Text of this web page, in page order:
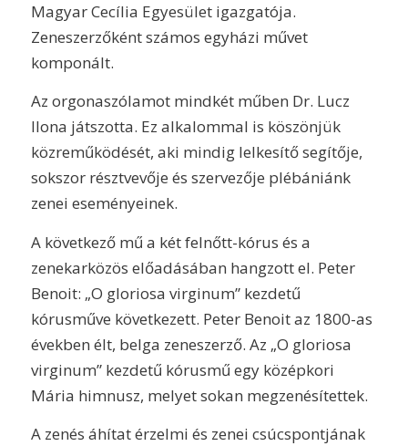
Magyar Cecília Egyesület igazgatója.
Zeneszerzőként számos egyházi művet
komponált.
Az orgonaszólamot mindkét műben Dr. Lucz
Ilona játszotta. Ez alkalommal is köszönjük
közreműködését, aki mindig lelkesítő segítője,
sokszor résztvevője és szervezője plébániánk
zenei eseményeinek.
A következő mű a két felnőtt-kórus és a
zenekarközös előadásában hangzott el. Peter
Benoit: „O gloriosa virginum” kezdetű
kórusműve következett. Peter Benoit az 1800-as
években élt, belga zeneszerző. Az „O gloriosa
virginum” kezdetű kórusmű egy középkori
Mária himnusz, melyet sokan megzenésítettek.
A zenés áhítat érzelmi és zenei csúcspontjának